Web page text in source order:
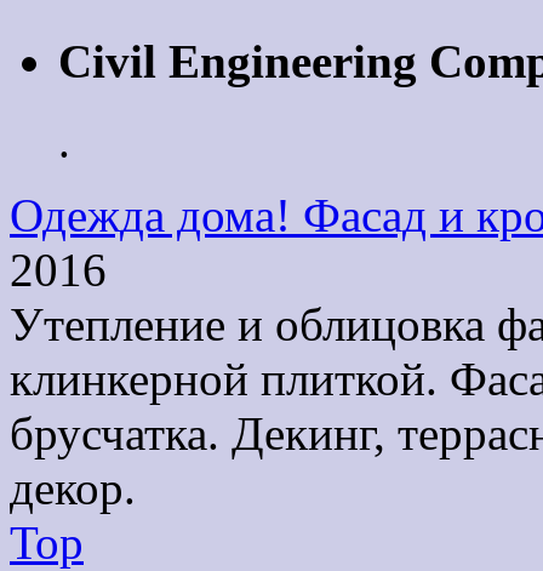
Civil Engineering
.
Одежда дома! Фасад и
2016
Утепление и облицовка
клинкерной плиткой.
брусчатка. Декинг,
декор.
Top